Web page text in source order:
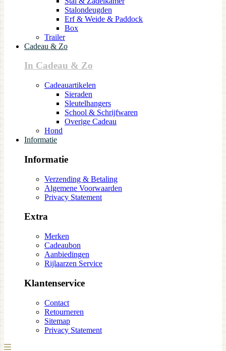
Stalondeugden
Erf & Weide & Paddock
Box
Trailer
Cadeau & Zo
In Cadeau & Zo
Cadeauartikelen
Sieraden
Sleutelhangers
School & Schrijfwaren
Overige Cadeau
Hond
Informatie
Informatie
Verzending & Betaling
Algemene Voorwaarden
Privacy Statement
Extra
Merken
Cadeaubon
Aanbiedingen
Rijlaarzen Service
Klantenservice
Contact
Retourneren
Sitemap
Privacy Statement